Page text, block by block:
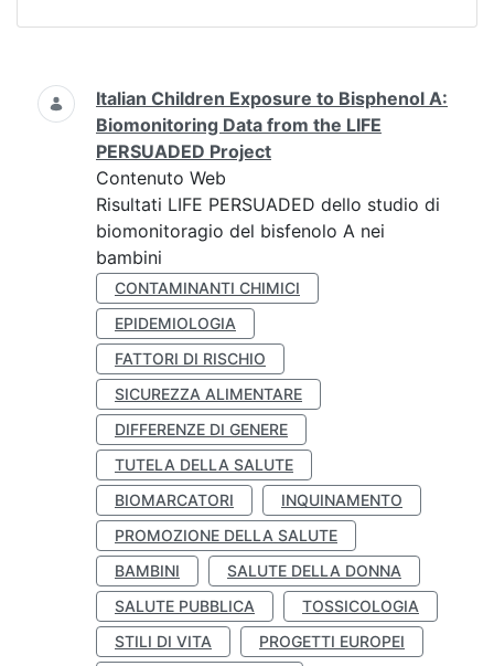
Ricerca
Italian Children Exposure to Bisphenol A:
Biomonitoring Data from the LIFE
PERSUADED Project
Contenuto Web
Risultati LIFE PERSUADED dello studio di
biomonitoragio del bisfenolo A nei
bambini
CONTAMINANTI CHIMICI
EPIDEMIOLOGIA
FATTORI DI RISCHIO
SICUREZZA ALIMENTARE
DIFFERENZE DI GENERE
TUTELA DELLA SALUTE
BIOMARCATORI
INQUINAMENTO
PROMOZIONE DELLA SALUTE
BAMBINI
SALUTE DELLA DONNA
SALUTE PUBBLICA
TOSSICOLOGIA
STILI DI VITA
PROGETTI EUROPEI